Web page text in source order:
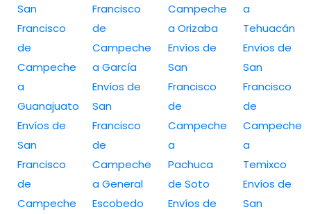
San
Francisco
de
Campeche
a
Guanajuato
Envíos de
San
Francisco
de
Campeche
Francisco
de
Campeche
a García
Envíos de
San
Francisco
de
Campeche
a General
Escobedo
Campeche
a Orizaba
Envíos de
San
Francisco
de
Campeche
a
Pachuca
de Soto
Envíos de
a
Tehuacán
Envíos de
San
Francisco
de
Campeche
a
Temixco
Envíos de
San